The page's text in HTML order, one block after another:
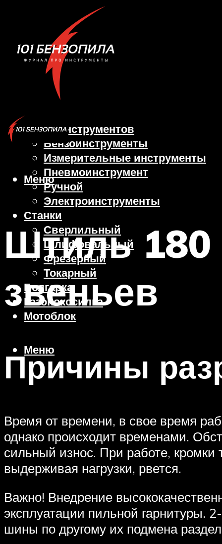
Виды инструментов
Бензоинструменты
Измерительные инструменты
Пневмоинструмент
Ручной
Электроинструменты
Станки
Сверлильный
Шлифовальный
Фрезерный
Токарный
Болгарка
Газонокосилка
Мотоблок
Меню
Меню
Штиль 180
звеньев
Причины
Время от времени, в свое время
однако происходит временами.
сильный износ. При работе, кромки
выдерживая нагрузки, рвется.
Важно! Внедрение
эксплуатации пильной гарнитуры.
шины по другому их подмена